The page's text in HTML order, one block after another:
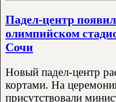
Падел-центр
олимпийском
Сочи
Новый падел-центр
кортами. На
присутствовали